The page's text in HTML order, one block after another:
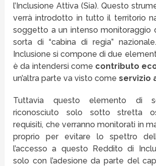
l’Inclusione Attiva (Sia). Questo
verrà introdotto in tutto il territorio
soggetto a un intenso monitoraggio
sorta di “cabina di regia”
Inclusione si compone di due
è da intendersi come contributo
un’altra parte va visto comeservizio
Tuttavia questo elemento di
riconosciuto solo sotto stretta
requisiti, che verranno monitorati in
proprio per evitare lo spettro
l’accesso a questo Reddito di
solo con l’adesione da parte del